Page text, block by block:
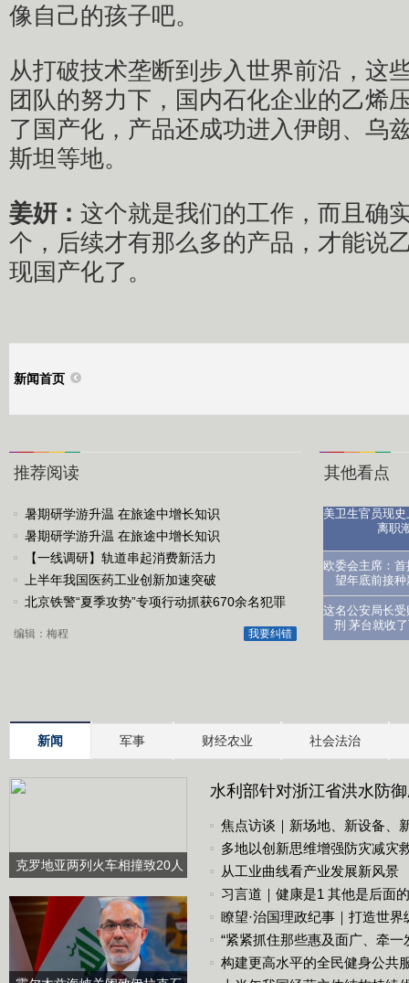
像自己的孩子吧。
从打破技术垄断到步入世界前沿，这
团队的努力下，国内石化企业的乙烯
了国产化，产品还成功进入伊朗、乌
斯坦等地。
姜姸： 这个就是我们的工作，而且确
个，后续才有那么多的产品，才能说
现国产化了。
新闻首页
推荐阅读
暑期研学游升温 在旅途中增长知识
暑期研学游升温 在旅途中增长知识
【一线调研】轨道串起消费新活力
上半年我国医药工业创新加速突破
北京铁警“夏季攻势”专项行动抓获670余名犯罪
我要纠错
编辑：梅程
其他看点
美卫生官员现
离职
医生：让
欧委会主席：
望年底前接
这名公安局长
刑 茅台就收
新闻 军事 财经农业 社会法治
克罗地亚两列火车相撞致20人
水利部针对浙江省洪水防
焦点访谈｜新场地、新设备、
多地以创新思维增强防灾减灾
更高效
从工业曲线看产业发展新风景
习言道｜健康是1 其他是后面
瞭望·治国理政纪事｜打造世界
“紧紧抓住那些惠及面广、牵一
构建更高水平的全民健身公共